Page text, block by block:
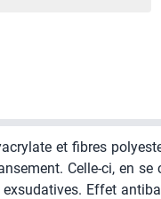
et fibres
Celle-ci, en
Effet